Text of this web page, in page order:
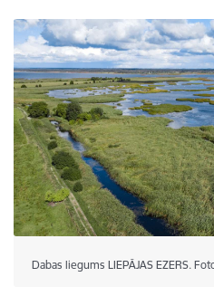
Dabas liegums LIEPĀJAS EZERS.